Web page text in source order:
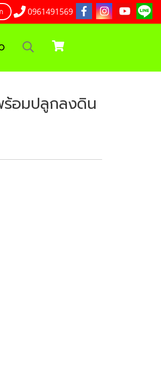
0961491569
อมปลูกลงดิน